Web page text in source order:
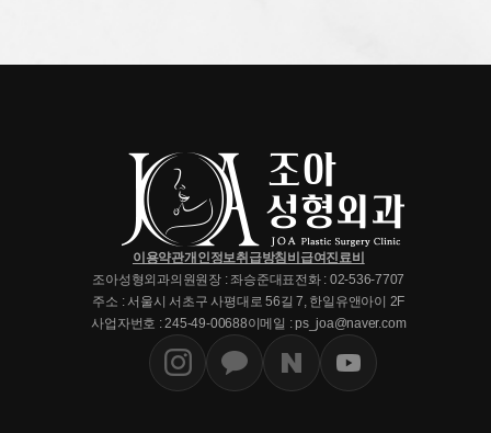
이용약관개인정보취급방침비급여진료비
조아성형외과의원원장 : 좌승준대표전화 : 02-536-7707
주소 : 서울시 서초구 사평대로 56길 7, 한일유앤아이 2F
사업자번호 : 245-49-00688이메일 : ps_joa@naver.com